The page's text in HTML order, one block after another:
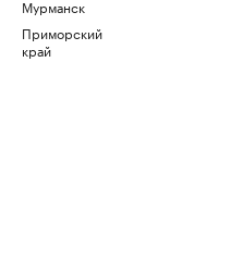
Мурманск
Приморский
край